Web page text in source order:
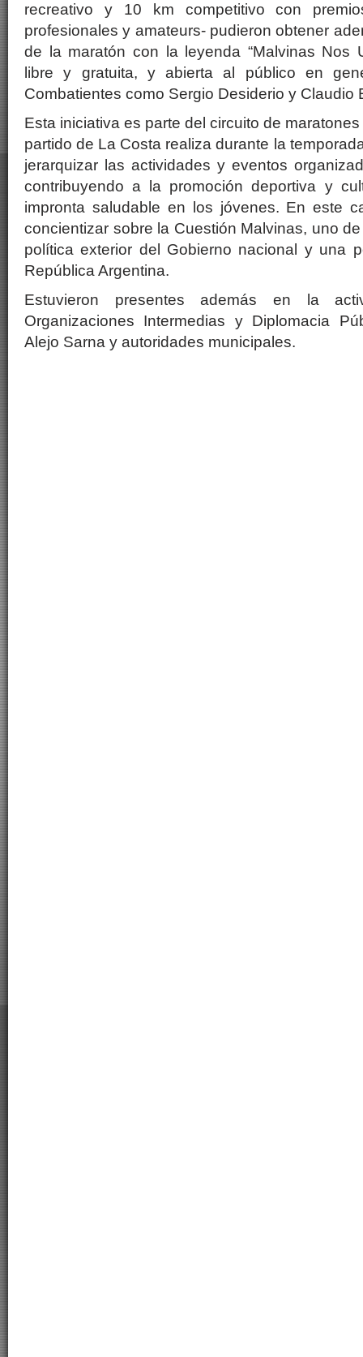
recreativo y 10 km competitivo con
profesionales y amateurs- pudieron obtener
de la maratón con la leyenda “Malvinas Nos
libre y gratuita, y abierta al público en
Combatientes como Sergio Desiderio y Claudio
Esta iniciativa es parte del circuito de maratones
partido de La Costa realiza durante la
jerarquizar las actividades y eventos
contribuyendo a la promoción deportiva y
impronta saludable en los jóvenes. En este
concientizar sobre la Cuestión Malvinas, uno
política exterior del Gobierno nacional y una
República Argentina.
Estuvieron presentes además en la
Organizaciones Intermedias y Diplomacia
Alejo Sarna y autoridades municipales.